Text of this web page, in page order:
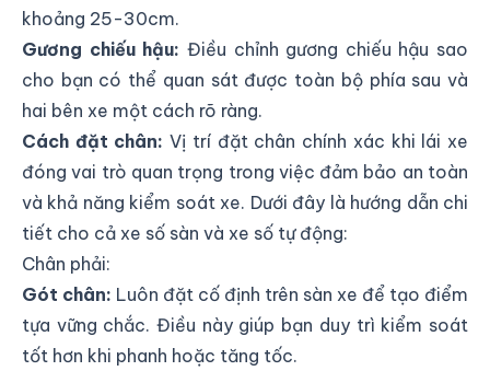
khoảng 25-30cm.
Gương chiếu hậu: Điều chỉnh gương chiếu hậu sao
cho bạn có thể quan sát được toàn bộ phía sau và
hai bên xe một cách rõ ràng.
Cách đặt chân: Vị trí đặt chân chính xác khi lái xe
đóng vai trò quan trọng trong việc đảm bảo an toàn
và khả năng kiểm soát xe. Dưới đây là hướng dẫn chi
tiết cho cả xe số sàn và xe số tự động:
Chân phải:
Gót chân: Luôn đặt cố định trên sàn xe để tạo điểm
tựa vững chắc. Điều này giúp bạn duy trì kiểm soát
tốt hơn khi phanh hoặc tăng tốc.